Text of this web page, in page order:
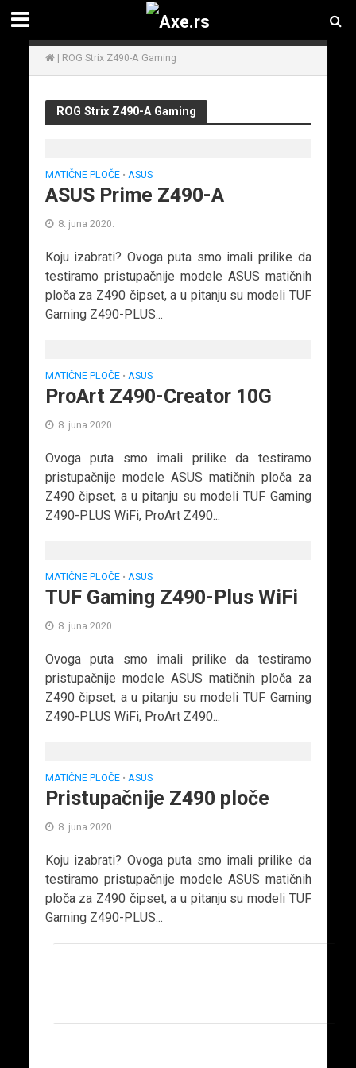
| ROG Strix Z490-A Gaming
ROG Strix Z490-A Gaming
MATIČNE PLOČE • ASUS
ASUS Prime Z490-A
8. juna 2020.
Koju izabrati? Ovoga puta smo imali prilike da
testiramo pristupačnije modele ASUS matičnih
ploča za Z490 čipset, a u pitanju su modeli TUF
Gaming Z490-PLUS...
MATIČNE PLOČE • ASUS
ProArt Z490-Creator 10G
8. juna 2020.
Ovoga puta smo imali prilike da testiramo
pristupačnije modele ASUS matičnih ploča za
Z490 čipset, a u pitanju su modeli TUF Gaming
Z490-PLUS WiFi, ProArt Z490...
MATIČNE PLOČE • ASUS
TUF Gaming Z490-Plus WiFi
8. juna 2020.
Ovoga puta smo imali prilike da testiramo
pristupačnije modele ASUS matičnih ploča za
Z490 čipset, a u pitanju su modeli TUF Gaming
Z490-PLUS WiFi, ProArt Z490...
MATIČNE PLOČE • ASUS
Pristupačnije Z490 ploče
8. juna 2020.
Koju izabrati? Ovoga puta smo imali prilike da
testiramo pristupačnije modele ASUS matičnih
ploča za Z490 čipset, a u pitanju su modeli TUF
Gaming Z490-PLUS...